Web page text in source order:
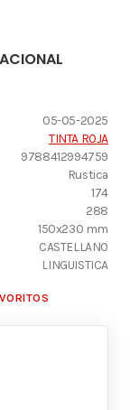
05-05-2025
TINTA ROJA
9788412994759
Rustica
174
288
150x230 mm
CASTELLANO
LINGUISTICA